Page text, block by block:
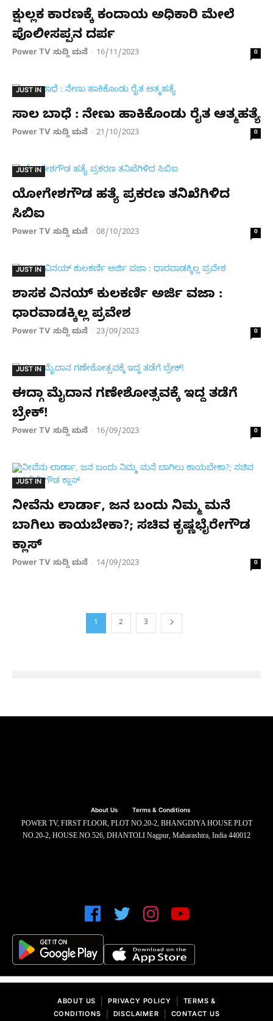
ಕ್ಷುಲ್ಲಕ ಕಾರಣಕ್ಕೆ ಕಂದಾಯ ಅಧಿಕಾರಿ ಮೇಲೆ
ಪೊಲೀಸಪ್ಪನ ದರ್ಪ
Power TV ಸುದ್ದಿ ಮನೆ - 16/11/2023 0
JUST IN
ಸಾಲ ಬಾಧೆ : ನೇಣು ಹಾಕಿಕೊಂಡು ರೈತ ಆತ್ಮಹತ್ಯೆ
Power TV ಸುದ್ದಿ ಮನೆ - 21/10/2023 0
JUST IN
ಯೋಗೇಶಗೌಡ ಹತ್ಯೆ ಪ್ರಕರಣ ತನಿಖೆಗಿಳಿದ
ಸಿಬಿಐ
Power TV ಸುದ್ದಿ ಮನೆ - 08/10/2023 0
JUST IN
ಶಾಸಕ ವಿನಯ್ ಕುಲಕರ್ಣಿ ಅರ್ಜಿ ವಜಾ :
ಧಾರವಾಡಕ್ಕಿಲ್ಲ ಪ್ರವೇಶ
Power TV ಸುದ್ದಿ ಮನೆ - 23/09/2023 0
JUST IN
ಈದ್ಗಾ ಮೈದಾನ ಗಣೇಶೋತ್ಸವಕ್ಕೆ ಇದ್ದ ತಡೆಗೆ
ಬ್ರೇಕ್​!
Power TV ಸುದ್ದಿ ಮನೆ - 16/09/2023 0
JUST IN
ನೀವೆನು ಲಾರ್ಡಾ, ಜನ ಬಂದು ನಿಮ್ಮ ಮನೆ
ಬಾಗಿಲು ಕಾಯಬೇಕಾ?; ಸಚಿವ ಕೃಷ್ಣಭೈರೇಗೌಡ
ಕ್ಲಾಸ್
Power TV ಸುದ್ದಿ ಮನೆ - 14/09/2023 0
1 2 3
About Us Terms & Conditions
POWER TV, FIRST FLOOR, PLOT NO.20-2, BHANGDIYA HOUSE PLOT
NO.20-2, HOUSE NO.526, DHANTOLI Nagpur, Maharashtra, India 440012
ABOUT US PRIVACY POLICY
TERMS &
CONDITIONS
DISCLAIMER CONTACT US